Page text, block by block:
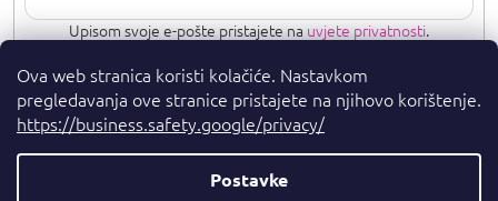
Ova web stranica koristi kolačiće. Nastavkom
pregledavanja ove stranice pristajete na njihovo korištenje.
https://business.safety.google/privacy/
Postavke
Upisom svoje e-pošte pristajete nauvjete privatnosti.
PRETPLATI SE